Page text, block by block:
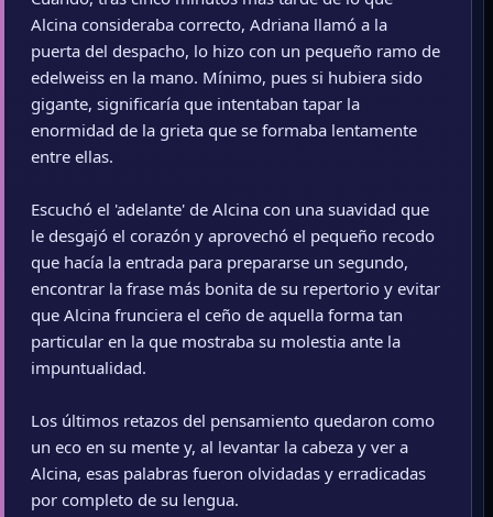
Alcina consideraba correcto, Adriana llamó a la
puerta del despacho, lo hizo con un pequeño ramo de
edelweiss en la mano. Mínimo, pues si hubiera sido
gigante, significaría que intentaban tapar la
enormidad de la grieta que se formaba lentamente
entre ellas.
Escuchó el 'adelante' de Alcina con una suavidad que
le desgajó el corazón y aprovechó el pequeño recodo
que hacía la entrada para prepararse un segundo,
encontrar la frase más bonita de su repertorio y evitar
que Alcina frunciera el ceño de aquella forma tan
particular en la que mostraba su molestia ante la
impuntualidad.
Los últimos retazos del pensamiento quedaron como
un eco en su mente y, al levantar la cabeza y ver a
Alcina, esas palabras fueron olvidadas y erradicadas
por completo de su lengua.